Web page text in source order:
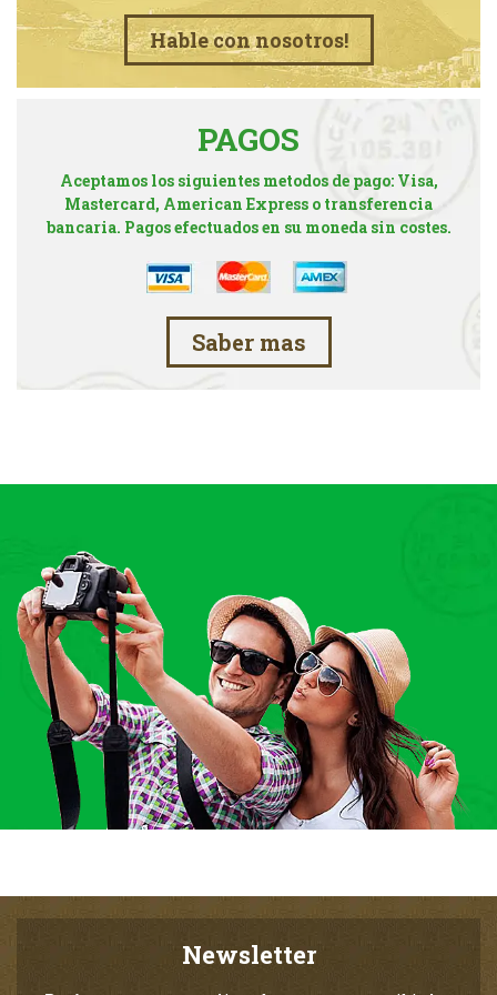
Hable con nosotros!
PAGOS
Aceptamos los siguientes metodos de pago: Visa,
Mastercard, American Express o transferencia
bancaria. Pagos efectuados en su moneda sin costes.
Saber mas
Newsletter